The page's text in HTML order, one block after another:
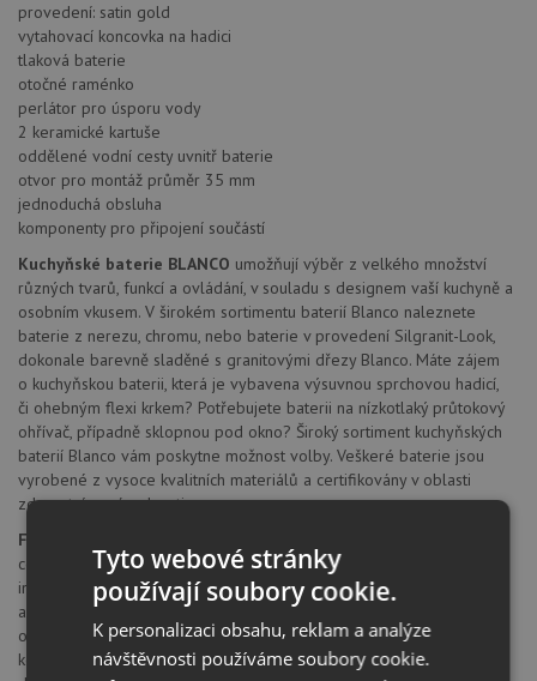
provedení: satin gold
vytahovací koncovka na hadici
tlaková baterie
otočné raménko
perlátor pro úsporu vody
2 keramické kartuše
oddělené vodní cesty uvnitř baterie
otvor pro montáž průměr 35 mm
jednoduchá obsluha
komponenty pro připojení součástí
Kuchyňské baterie BLANCO umožňují výběr z velkého množství
různých tvarů, funkcí a ovládání, v souladu s designem vaší kuchyně a
osobním vkusem. V širokém sortimentu baterií Blanco naleznete
baterie z nerezu, chromu, nebo baterie v provedení Silgranit-Look,
dokonale barevně sladěné s granitovými dřezy Blanco. Máte zájem
o kuchyňskou baterii, která je vybavena výsuvnou sprchovou hadicí,
či ohebným flexi krkem? Potřebujete baterii na nízkotlaký průtokový
ohřívač, případně sklopnou pod okno? Široký sortiment kuchyňských
baterií Blanco vám poskytne možnost volby. Veškeré baterie jsou
vyrobené z vysoce kvalitních materiálů a certifikovány v oblasti
zdravotní nezávadnosti.
Firma BLANCO
center prvotřídní kvality. Vzájemně navazující komponenty, od
inovativních dřezů, přes perfektně přizpůsobené směšovací baterie,
až po inteligentně řešené košové systémy třídění kuchyňského
odpadu, přesvědčí svojí vysokou funkčností a poskytovaným
komfortem pro práci v kuchyni. Firmou Blanco nabízené povrchy
Tyto webové stránky
používají soubory cookie.
K personalizaci obsahu, reklam a analýze
návštěvnosti používáme soubory cookie.